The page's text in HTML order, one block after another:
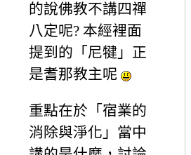
的說佛教不講四禪
八定呢? 本經裡面
提到的「尼犍」正
是耆那教主呢
重點在於「宿業的
消除與淨化」當中